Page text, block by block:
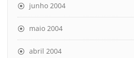
junho 2004
maio 2004
abril 2004